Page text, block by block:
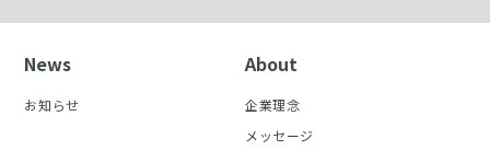
News
お知らせ
About
企業理念
メッセージ